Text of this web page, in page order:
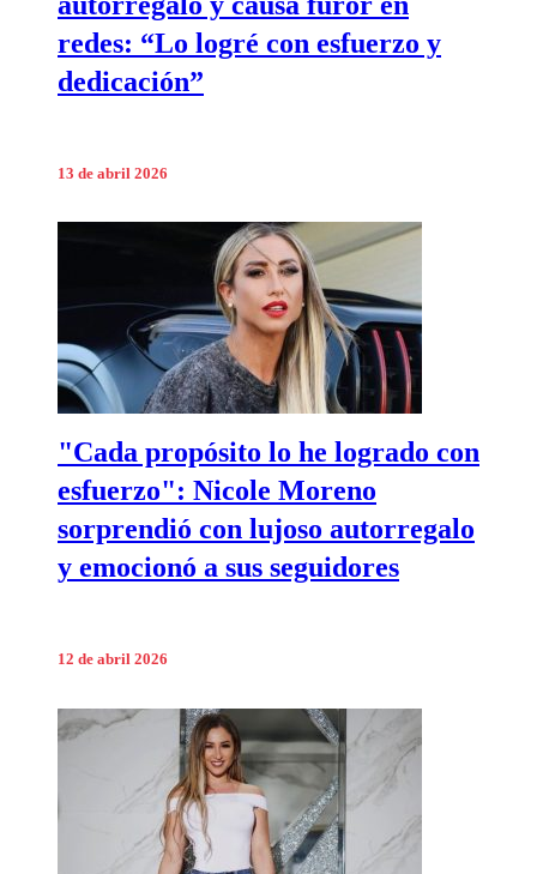
redes: “Lo logré con esfuerzo y
dedicación”
13 de abril 2026
"Cada propósito lo he logrado con
esfuerzo": Nicole Moreno
sorprendió con lujoso autorregalo
y emocionó a sus seguidores
12 de abril 2026